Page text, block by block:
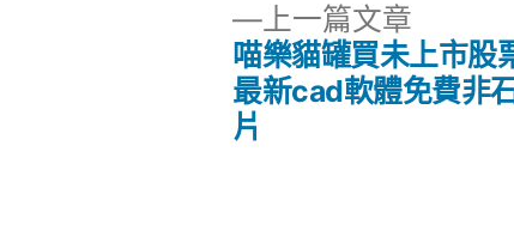
上一篇文章
一
篇
喵樂貓罐買未上市股
最新cad軟體免費非
片